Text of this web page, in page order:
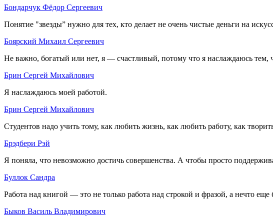
Бондарчук Фёдор Сергеевич
Понятие "звезды” нужно для тех, кто делает не очень чистые деньги на
Боярский Михаил Сергеевич
Не важно, богатый или нет, я — счастливый, потому что я наслаждаюсь тем,
Брин Сергей Михайлович
Я наслаждаюсь моей работой.
Брин Сергей Михайлович
Студентов надо учить тому, как любить жизнь, как любить работу, как
Брэдбери Рэй
Я поняла, что невозможно достичь совершенства. А чтобы просто
Буллок Сандра
Работа над книгой — это не только работа над строкой и фразой, а нечто еще
Быков Василь Владимирович